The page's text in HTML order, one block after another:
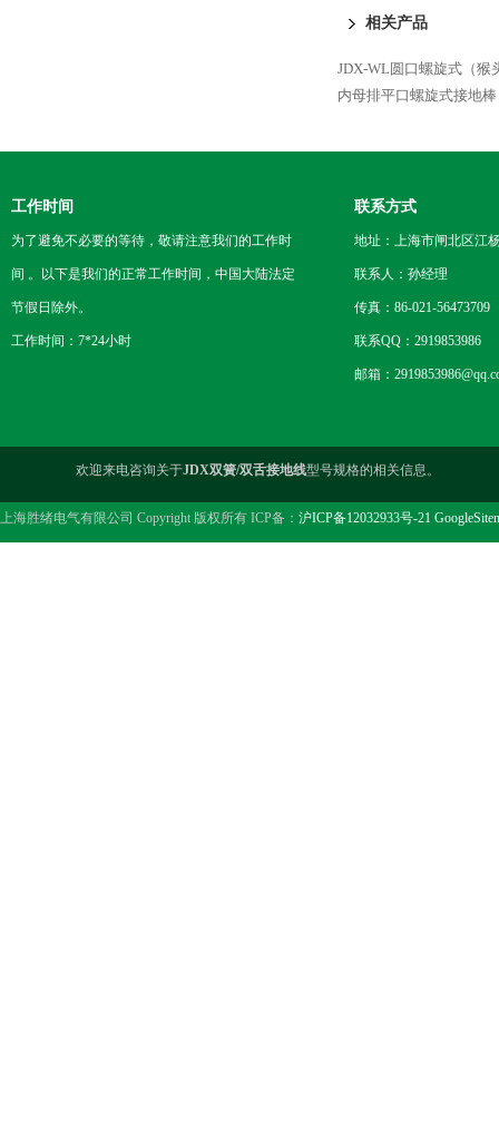
相关产品
JDX-WL圆口螺旋式（猴
内母排平口螺旋式接地棒
工作时间
为了避免不必要的等待，敬请注意我们的工作时
间 。以下是我们的正常工作时间，中国大陆法定
节假日除外。
工作时间：7*24小时
联系方式
地址：上海市闸北区江
联系人：孙经理
传真：86-021-56473709
联系QQ：2919853986
邮箱：
欢迎来电咨询关于JDX双簧/双舌接地线型号规格的相关信息。
上海胜绪电气有限公司 Copyright 版权所有 ICP备： 沪ICP备12032933号-21